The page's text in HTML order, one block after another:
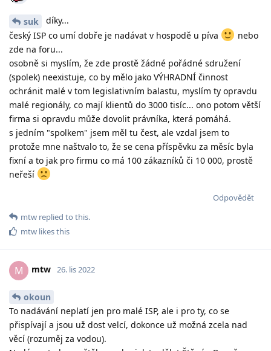
suk
díky...
český ISP co umí dobře je nadávat v hospodě u píva
nebo
zde na foru...
osobně si myslím, že zde prostě žádné pořádné sdružení
(spolek) neexistuje, co by mělo jako VÝHRADNÍ činnost
ochránit malé v tom legislativním balastu, myslím ty opravdu
malé regionály, co mají klientů do 3000 tisíc... ono potom větší
firma si opravdu může dovolit právníka, která pomáhá.
s jedním "spolkem" jsem měl tu čest, ale vzdal jsem to
protože mne naštvalo to, že se cena příspěvku za měsíc byla
fixní a to jak pro firmu co má 100 zákazníků či 10 000, prostě
neřeší
Odpovědět
mtw replied to this.
mtw likes this
M mtw 26. lis 2022
okoun
To nadávání neplatí jen pro malé ISP, ale i pro ty, co se
přispívají a jsou už dost velcí, dokonce už možná zcela nad
věcí (rozuměj za vodou).